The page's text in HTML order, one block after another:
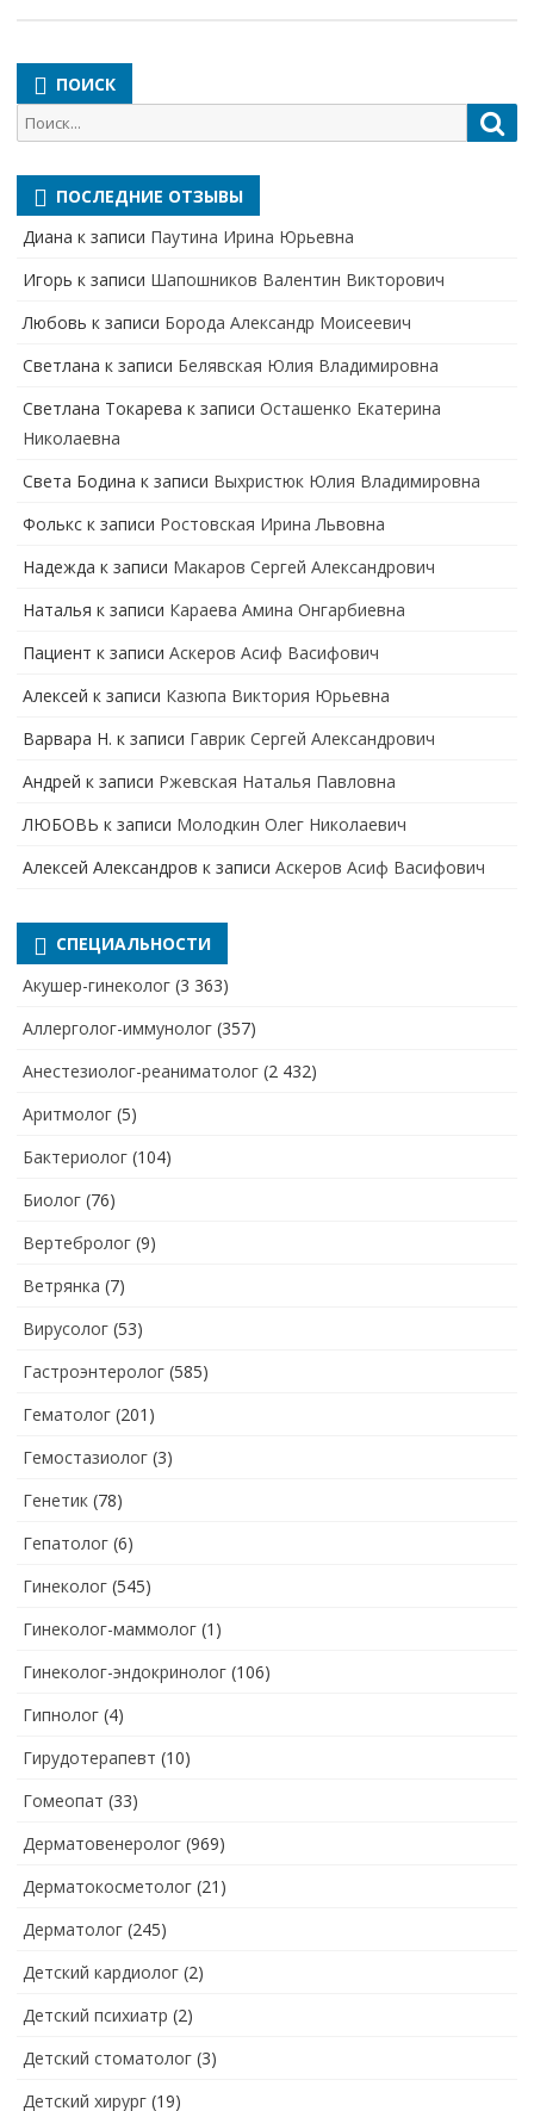
ПОИСК
Поиск
для:
ПОСЛЕДНИЕ ОТЗЫВЫ
Диана к записи Паутина Ирина Юрьевна
Игорь к записи Шапошников Валентин Викторович
Любовь к записи Борода Александр Моисеевич
Светлана к записи Белявская Юлия Владимировна
Cветлана Токарева к записи Осташенко Екатерина
Николаевна
Света Бодина к записи Выхристюк Юлия Владимировна
Фолькс к записи Ростовская Ирина Львовна
Надежда к записи Макаров Сергей Александрович
Наталья к записи Караева Амина Онгарбиевна
Пациент к записи Аскеров Асиф Васифович
Алексей к записи Казюпа Виктория Юрьевна
Варвара Н. к записи Гаврик Сергей Александрович
Андрей к записи Ржевская Наталья Павловна
ЛЮБОВЬ к записи Молодкин Олег Николаевич
Алексей Александров к записи Аскеров Асиф Васифович
СПЕЦИАЛЬНОСТИ
Акушер-гинеколог (3 363)
Аллерголог-иммунолог (357)
Анестезиолог-реаниматолог (2 432)
Аритмолог (5)
Бактериолог (104)
Биолог (76)
Вертебролог (9)
Ветрянка (7)
Вирусолог (53)
Гастроэнтеролог (585)
Гематолог (201)
Гемостазиолог (3)
Генетик (78)
Гепатолог (6)
Гинеколог (545)
Гинеколог-маммолог (1)
Гинеколог-эндокринолог (106)
Гипнолог (4)
Гирудотерапевт (10)
Гомеопат (33)
Дерматовенеролог (969)
Дерматокосметолог (21)
Дерматолог (245)
Детский кардиолог (2)
Детский психиатр (2)
Детский стоматолог (3)
Детский хирург (19)